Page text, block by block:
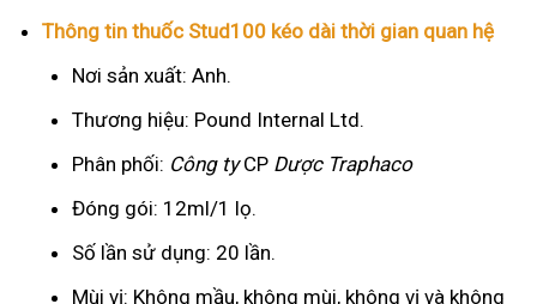
Thông tin thuốc Stud100 kéo dài thời gian quan hệ
Nơi sản xuất: Anh.
Thương hiệu: Pound Internal Ltd.
Phân phối: Công tyCP Dược Traphaco
Đóng gói: 12ml/1 lọ.
Số lần sử dụng: 20 lần.
Mùi vị: Không mầu, không mùi, không vị và không